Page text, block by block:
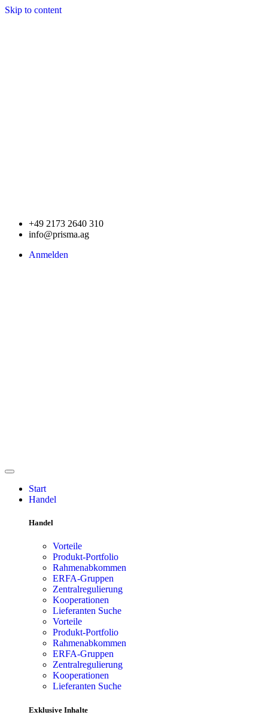
Skip to content
+49 2173 2640 310
info@prisma.ag
Anmelden
Start
Handel
Handel
Vorteile
Produkt-Portfolio
Rahmenabkommen
ERFA-Gruppen
Zentralregulierung
Kooperationen
Lieferanten Suche
Vorteile
Produkt-Portfolio
Rahmenabkommen
ERFA-Gruppen
Zentralregulierung
Kooperationen
Lieferanten Suche
Exklusive Inhalte